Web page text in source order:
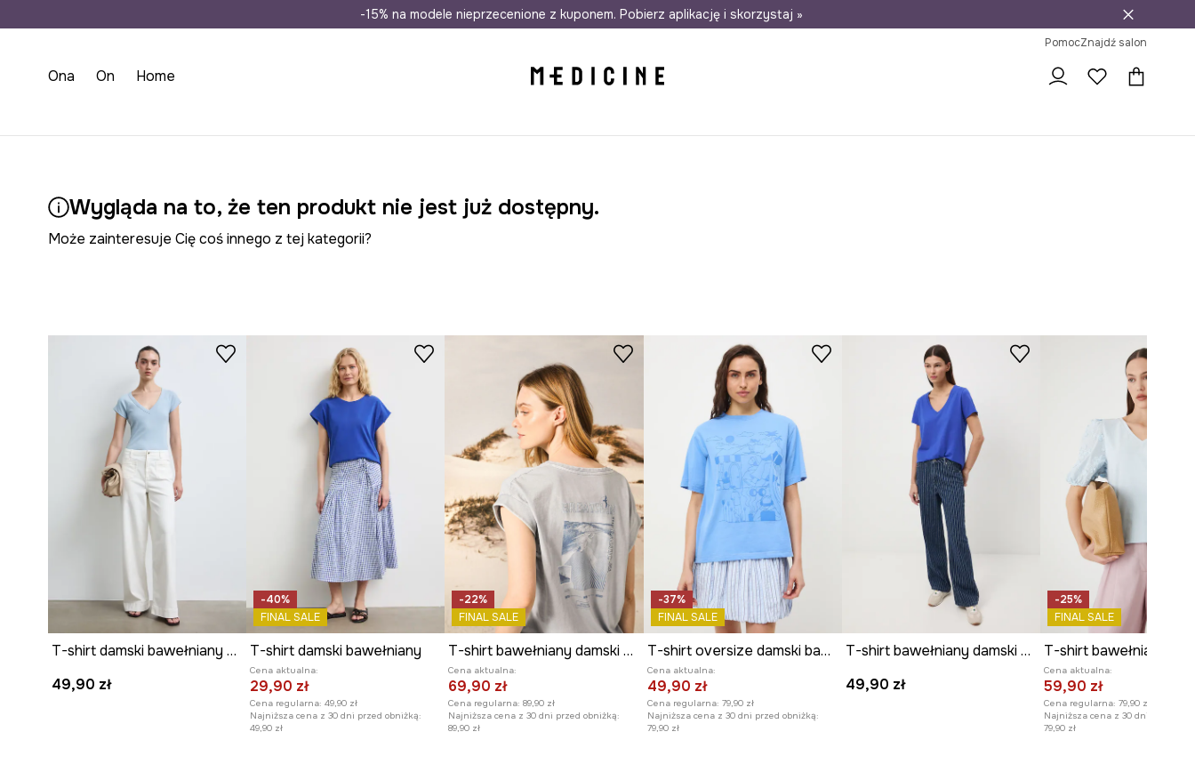
Wysyłka nawet w 24h Darmowa dostawa do salonów 30 dni na zwrot
-15% na modele nieprzecenione z kuponem. Pobierz aplikację i skorzystaj »
PomocZnajdź salon
Ona On Home
Wygląda na to, że ten produkt nie jest już dostępny.
Może zainteresuje Cię coś innego z tej kategorii?
T-shirt damski bawełniany z elastanem gładki
49,90 zł
-40%
FINAL SALE
T-shirt damski bawełniany
Cena aktualna:
29,90 zł
Cena regularna: 49,90 zł
Najniższa cena z 30 dni przed obniżką:
49,90 zł
-22%
FINAL SALE
T-shirt bawełniany damski z kolekcji Medicine x Słowiński Park Narodowy kolor niebieski
Cena aktualna:
69,90 zł
Cena regularna: 89,90 zł
Najniższa cena z 30 dni przed obniżką:
89,90 zł
-37%
FINAL SALE
T-shirt oversize damski bawełniany by Marcela Wokan, Grafika Polska
Cena aktualna:
49,90 zł
Cena regularna: 79,90 zł
Najniższa cena z 30 dni przed obniżką:
79,90 zł
T-shirt bawełniany damski z elastanem gładki
49,90 zł
-25%
FINAL SALE
Cena aktualna:
59,90 zł
Cena regularna: 79,90 zł
Najniższa cena z 30 dni przed
79,90 zł